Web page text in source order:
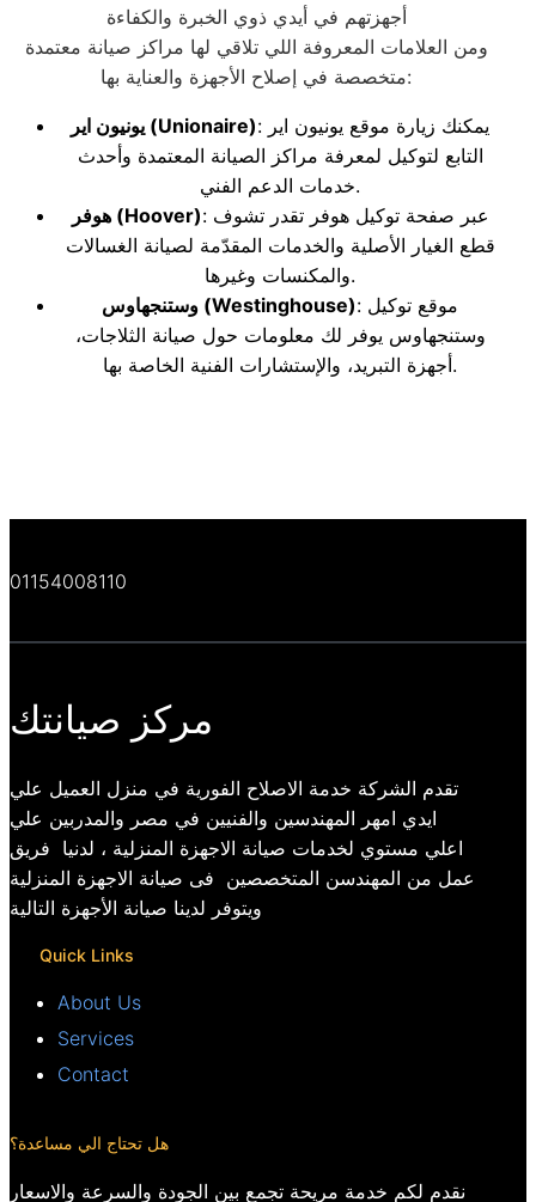
أجهزتهم في أيدي ذوي الخبرة والكفاءة
ومن العلامات المعروفة اللي تلاقي لها مراكز صيانة معتمدة
متخصصة في إصلاح الأجهزة والعناية بها:
(Unionaire): يمكنك زيارة موقع يونيون اير
التابع لتوكيل لمعرفة مراكز الصيانة المعتمدة وأحدث
خدمات الدعم الفني.
هوفر (Hoover): عبر صفحة توكيل هوفر تقدر تشوف
قطع الغيار الأصلية والخدمات المقدّمة لصيانة الغسالات
والمكنسات وغيرها.
(Westinghouse): موقع توكيل
وستنجهاوس يوفر لك معلومات حول صيانة الثلاجات،
أجهزة التبريد، والإستشارات الفنية الخاصة بها.
01154008110
مركز صيانتك
تقدم الشركة خدمة الاصلاح الفورية في منزل العميل علي
ايدي امهر المهندسين والفنيين في مصر والمدربين علي
اعلي مستوي لخدمات صيانة الاجهزة المنزلية ، لدنيا فريق
عمل من المهندسن المتخصصين فى صيانة الاجهزة المنزلية
ويتوفر لدينا صيانة الأجهزة التالية
Quick Links
About Us
Services
Contact
هل تحتاج الي مساعدة؟
نقدم لكم خدمة مريحة تجمع بين الجودة والسرعة والاسعار